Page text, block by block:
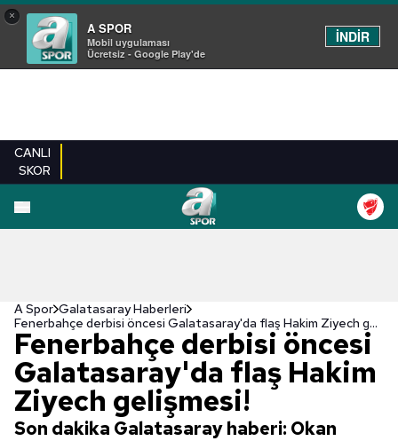
×
A SPOR
Mobil uygulaması
Ücretsiz - Google Play'de
İNDİR
CANLI
SKOR
A Spor Galatasaray Haberleri
Fenerbahçe derbisi öncesi Galatasaray'da flaş Hakim Ziyech gelişmesi!
Fenerbahçe derbisi öncesi
Galatasaray'da flaş Hakim
Ziyech gelişmesi!
Son dakika Galatasaray haberi: Okan